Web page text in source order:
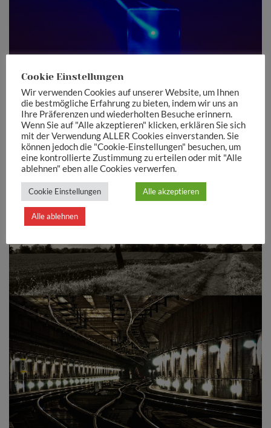
Gleistunnel
Cookie Einstellungen
Wir verwenden Cookies auf unserer Website, um Ihnen
die bestmögliche Erfahrung zu bieten, indem wir uns an
Ihre Präferenzen und wiederholten Besuche erinnern.
Wenn Sie auf "Alle akzeptieren" klicken, erklären Sie sich
mit der Verwendung ALLER Cookies einverstanden. Sie
können jedoch die "Cookie-Einstellungen" besuchen, um
eine kontrollierte Zustimmung zu erteilen oder mit "Alle
ablehnen" eben alle Cookies verwerfen.
Cookie Einstellungen Alle akzeptieren
Alle ablehnen